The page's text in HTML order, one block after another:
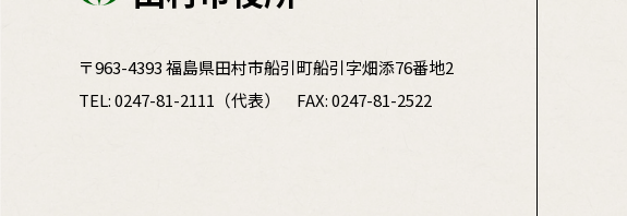
〒963-4393 福島県田村市船引町船引字畑添76番地2
TEL:0247-81-2111 （代表） FAX: 0247-81-2522